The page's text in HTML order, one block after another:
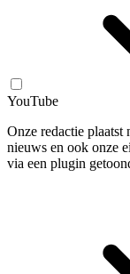
YouTube
Onze redactie plaatst
nieuws en ook onze
via een plugin